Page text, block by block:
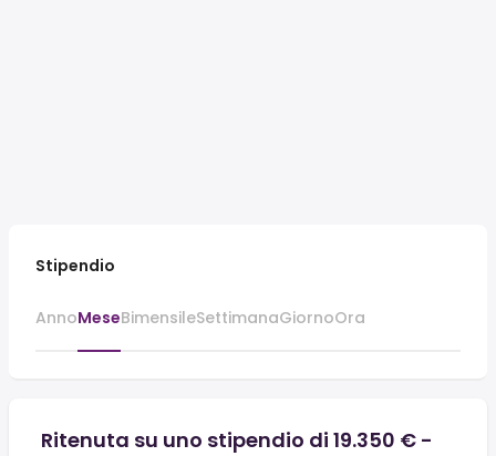
Stipendio
AnnoMeseBimensileSettimanaGiornoOra
Ritenuta su uno stipendio di 19.350 € -